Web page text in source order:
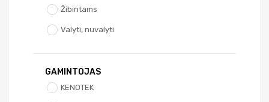
Žibintams
Valyti, nuvalyti
GAMINTOJAS
KENOTEK